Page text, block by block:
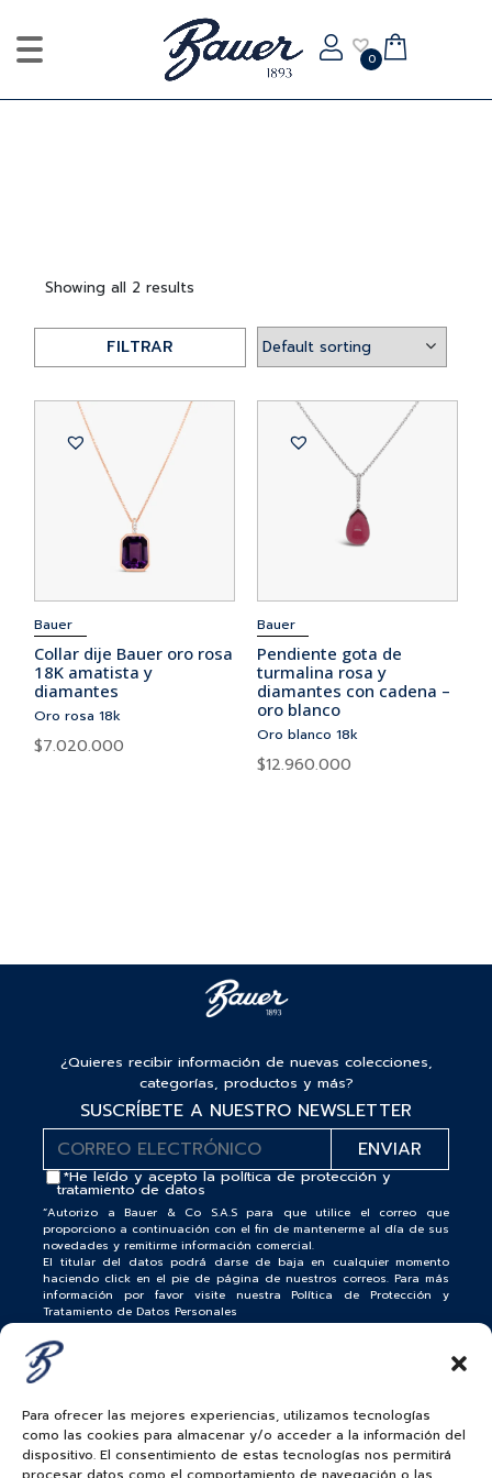
Para ofrecer las mejores experiencias, utilizamos tecnologías
como las cookies para almacenar y/o acceder a la información del
dispositivo. El consentimiento de estas tecnologías nos permitirá
0
Showing all 2 results
FILTRAR
Bauer
Collar dije Bauer oro rosa
18K amatista y
diamantes
Oro rosa 18k
$7.020.000
Bauer
Pendiente gota de
turmalina rosa y
diamantes con cadena –
oro blanco
Oro blanco 18k
$12.960.000
¿Quieres recibir información de nuevas colecciones,
categorías, productos y más?
SUSCRÍBETE A NUESTRO NEWSLETTER
*He leído y acepto lapolítica de protección y
tratamiento de datos
“Autorizo a Bauer & Co S.A.S para que utilice el correo que
proporciono a continuación con el fin de mantenerme al día de sus
novedades y remitirme información comercial.
El titular del datos podrá darse de baja en cualquier momento
haciendo click en el pie de página de nuestros correos. Para más
información por favor visite nuestra Política de Protección y
Tratamiento de Datos Personales
ROLEX
ALTA JOYERIA